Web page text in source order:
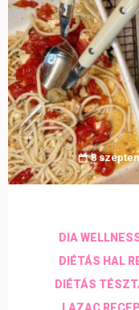
8
DIA
DIÉTÁS HAL
DIÉTÁS
LAZAC